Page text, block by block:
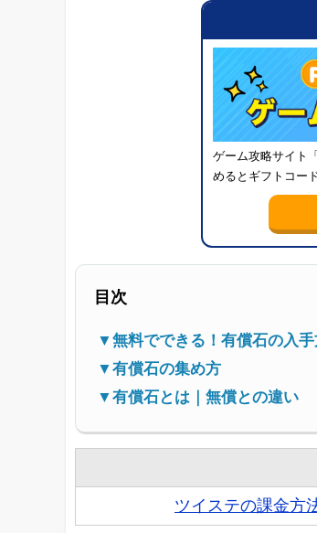
ゲーム攻略サイト
めるとギフトコー
目次
▼無料でできる！有償石の入
▼有償石の集め方
▼有償石とは｜無償との違い
ツイステの課金方